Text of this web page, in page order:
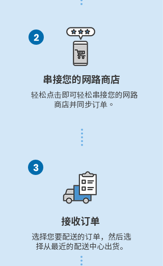
串接您的网路商店
轻松点击即可轻松串接您的网路
商店并同步订单。
接收订单
选择您要配送的订单，然后选
择从最近的配送中心出货。